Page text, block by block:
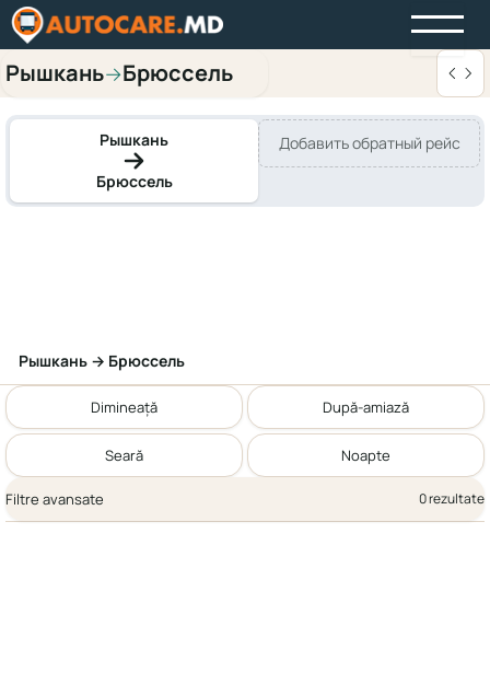
Рышкань→Брюссель
Рышкань
Брюссель
Добавить обратный рейс
Рышкань → Брюссель
Dimineață După-amiază
Seară Noapte
Filtre avansate 0 rezultate